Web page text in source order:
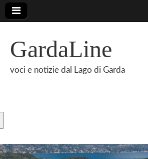
GardaLine
voci e notizie dal Lago di Garda